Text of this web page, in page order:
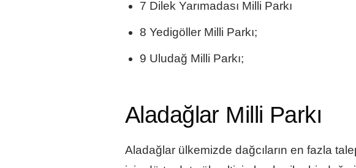
7 Dilek Yarımadası Milli Parkı
8 Yedigöller Milli Parkı;
9 Uludağ Milli Parkı;
Aladağlar Milli Parkı
Aladağlar ülkemizde dağcıların en fazla